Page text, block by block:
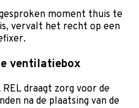
moment thuis te
vervalt het recht op een
ventilatiebox
REL draagt zorg voor de
na de plaatsing van de